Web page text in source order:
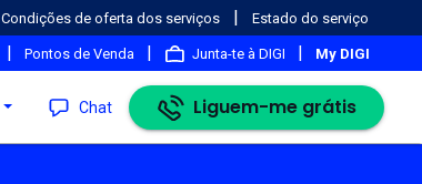
Condições de oferta dos serviços | Estado do serviço
| Pontos de Venda | Junta-te à DIGI | My DIGI
Chat Liguem-me grátis